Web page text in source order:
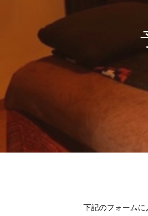
下記のフォームに